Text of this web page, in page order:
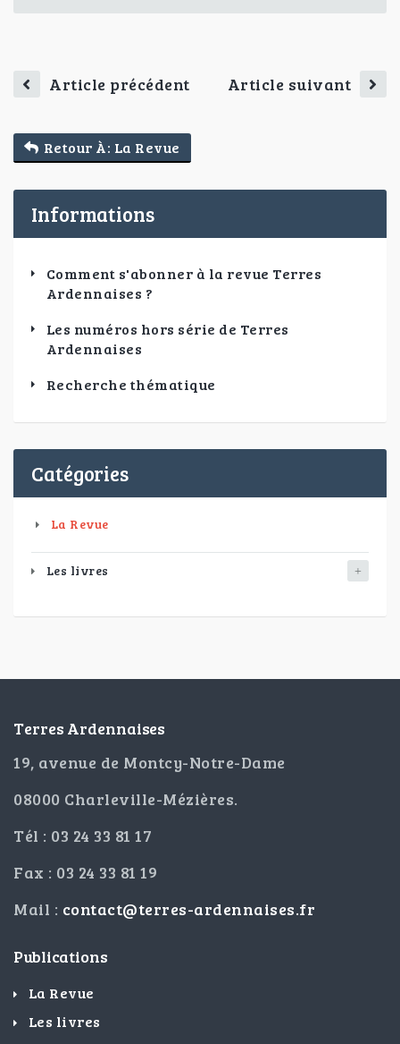
Informations
Comment s'abonner à la revue Terres
Ardennaises ?
Les numéros hors série de Terres
Ardennaises
Recherche thématique
Catégories
La Revue
Les livres
Article précédent Article suivant
Retour À: La Revue
Terres Ardennaises
19, avenue de Montcy-Notre-Dame
08000 Charleville-Mézières.
Tél : 03 24 33 81 17
Fax : 03 24 33 81 19
Mail : contact@terres-ardennaises.fr
Publications
La Revue
Les livres